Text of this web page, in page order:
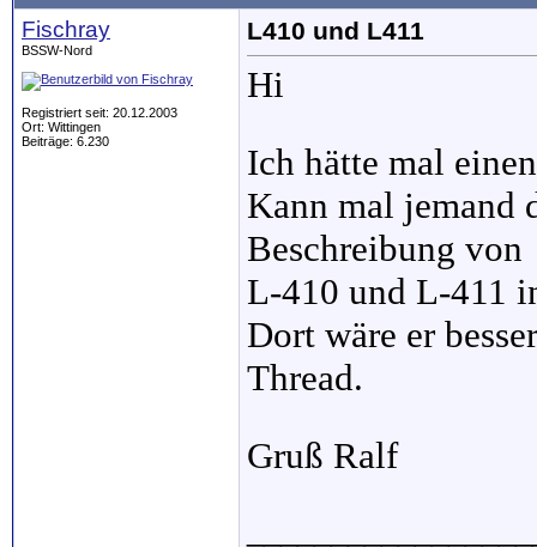
Fischray
BSSW-Nord
Registriert seit: 20.12.2003
Ort: Wittingen
Beiträge: 6.230
L410 und L411
Hi
Ich hätte mal
Kann mal jemand
Beschreibung von
L-410 und L-411
Dort wäre er
Thread.
Gruß Ralf